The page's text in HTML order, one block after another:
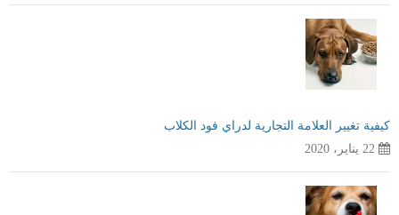
كيفية تغيير العلامة التجارية لدراي فود الكلاب
22 يناير، 2020